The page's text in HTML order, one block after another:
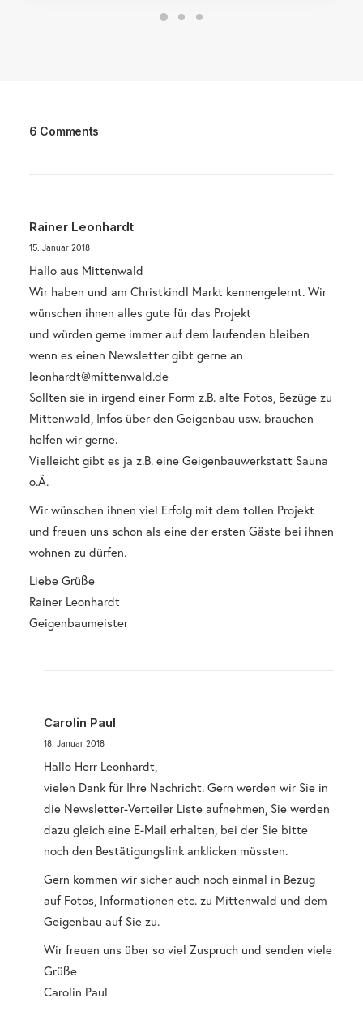
6 Comments
Rainer Leonhardt
15. Januar 2018
Hallo aus Mittenwald
Wir haben und am Christkindl Markt kennengelernt. Wir
wünschen ihnen alles gute für das Projekt
und würden gerne immer auf dem laufenden bleiben
wenn es einen Newsletter gibt gerne an
leonhardt@mittenwald.de
Sollten sie in irgend einer Form z.B. alte Fotos, Bezüge zu
Mittenwald, Infos über den Geigenbau usw. brauchen
helfen wir gerne.
Vielleicht gibt es ja z.B. eine Geigenbauwerkstatt Sauna
o.Ä.
Wir wünschen ihnen viel Erfolg mit dem tollen Projekt
und freuen uns schon als eine der ersten Gäste bei ihnen
wohnen zu dürfen.
Liebe Grüße
Rainer Leonhardt
Geigenbaumeister
Carolin Paul
18. Januar 2018
Hallo Herr Leonhardt,
vielen Dank für Ihre Nachricht. Gern werden wir Sie in
die Newsletter-Verteiler Liste aufnehmen, Sie werden
dazu gleich eine E-Mail erhalten, bei der Sie bitte
noch den Bestätigungslink anklicken müssten.
Gern kommen wir sicher auch noch einmal in Bezug
auf Fotos, Informationen etc. zu Mittenwald und dem
Geigenbau auf Sie zu.
Wir freuen uns über so viel Zuspruch und senden viele
Grüße
Carolin Paul